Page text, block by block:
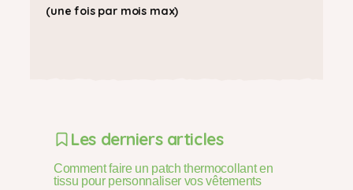
(une fois par mois max)
Les derniers articles
Comment faire un patch thermocollant en
tissu pour personnaliser vos vêtements